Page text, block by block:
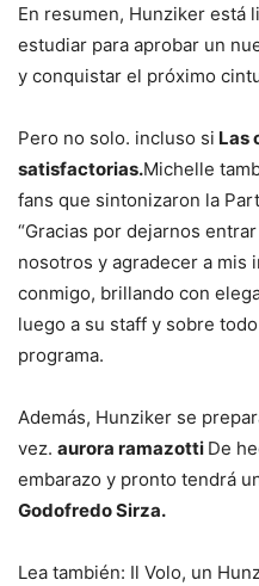
En resumen, Hunziker está
estudiar para aprobar un
y conquistar el próximo
Pero no solo. incluso si Las
satisfactorias.Michelle
fans que sintonizaron la
“Gracias por dejarnos
nosotros y agradecer a mis
conmigo, brillando con
luego a su staff y sobre
programa.
Además, Hunziker se
vez. aurora ramazotti De
embarazo y pronto tendrá
Godofredo Sirza.
Lea también: Il Volo, un